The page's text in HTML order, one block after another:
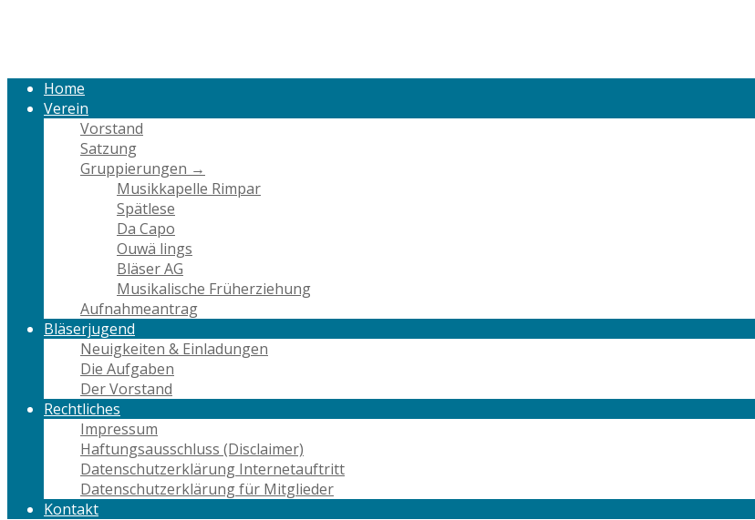
Home
Verein
Vorstand
Satzung
Gruppierungen →
Musikkapelle Rimpar
Spätlese
Da Capo
Ouwä lings
Bläser AG
Musikalische Früherziehung
Aufnahmeantrag
Bläserjugend
Neuigkeiten & Einladungen
Die Aufgaben
Der Vorstand
Rechtliches
Impressum
Haftungsausschluss (Disclaimer)
Datenschutzerklärung Internetauftritt
Datenschutzerklärung für Mitglieder
Kontakt